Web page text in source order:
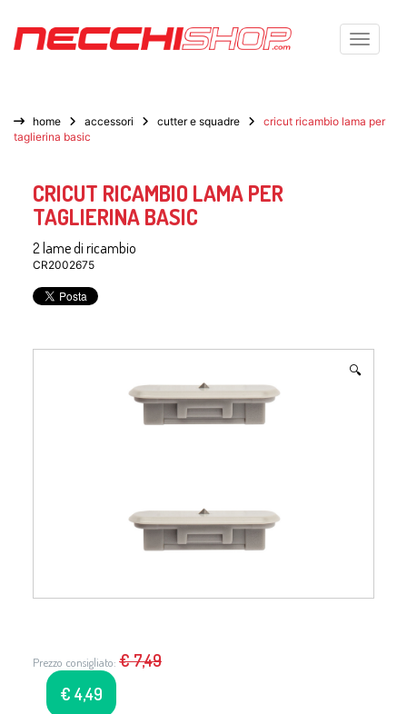
Toggle
home accessori cutter e squadre
cricut ricambio lama per
taglierina basic
CRICUT RICAMBIO LAMA PER
TAGLIERINA BASIC
2 lame di ricambio
CR2002675
🔍
Prezzo consigliato: €7,49
€ 4,49